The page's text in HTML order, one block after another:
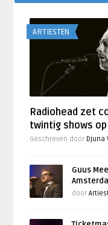
ARTIESTEN
Radiohead zet
twintig shows
Geschreven door Djuna
Guus
door